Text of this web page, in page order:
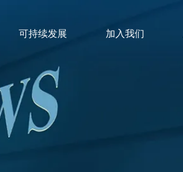
可持续发展 加入我们